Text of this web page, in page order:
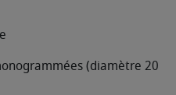
(diamètre 20